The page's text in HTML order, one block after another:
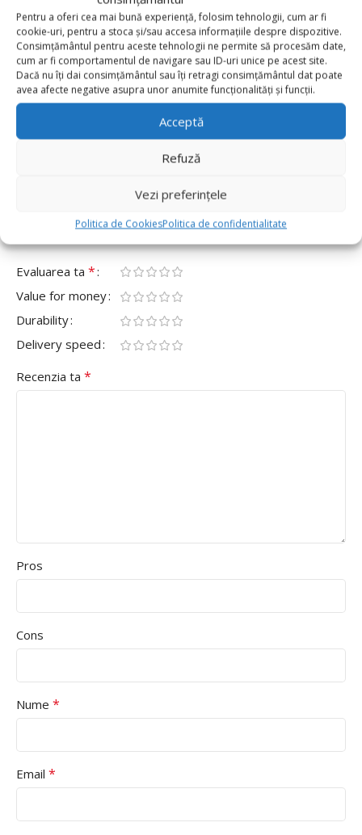
Pentru a oferi cea mai bună experiență, folosim tehnologii, cum ar fi
cookie-uri, pentru a stoca și/sau accesa informațiile despre dispozitive.
Consimțământul pentru aceste tehnologii ne permite să procesăm date,
cum ar fi comportamentul de navigare sau ID-uri unice pe acest site.
Dacă nu îți dai consimțământul sau îți retragi consimțământul dat poate
avea afecte negative asupra unor anumite funcționalități și funcții.
Acceptă
Refuză
Vezi preferințele
Politica de CookiesPolitica de confidentialitate
0 reviews
0
0
0
Fii primul care scrii o recenzie pentru „Set 10 Coifuri
Adresa ta de email nu va fi publicată. Câmpurile obligatorii
Evaluarea ta *
Value for money
Durability
Delivery speed
Recenzia ta *
Pros
Cons
Nume *
Email *